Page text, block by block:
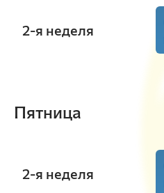
2-я неделя
Пятница
2-я неделя